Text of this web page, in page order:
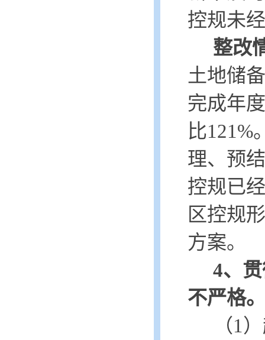
控规未
整改
土地储
完成年
比121%
理、预
控规已
区控规
方案。
4、
不严格。
（1）